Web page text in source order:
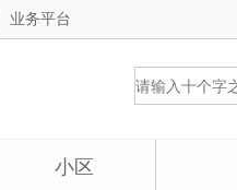
业务平台
小区